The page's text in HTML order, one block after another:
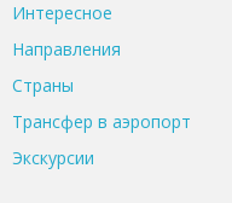
Интересное
Направления
Страны
Трансфер в аэропорт
Экскурсии